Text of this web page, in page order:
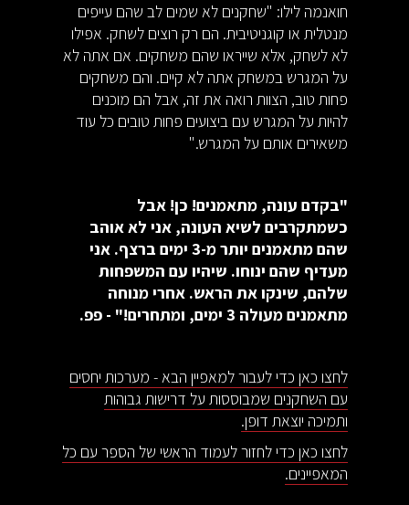
חואנמה לילו: "שחקנים לא שמים לב שהם עייפים
מנטלית או קוגניטיבית. הם רק רוצים לשחק. אפילו
לא לשחק, אלא שייראו שהם משחקים. אם אתה לא
על המגרש במשחק אתה לא קיים. והם משחקים
פחות טוב, הצוות רואה את זה, אבל הם מוכנים
להיות על המגרש עם ביצועים פחות טובים כל עוד
משאירים אותם על המגרש."
"בקדם עונה, מתאמנים! כן! אבל
כשמתקרבים לשיא העונה, אני לא אוהב
שהם מתאמנים יותר מ-3 ימים ברצף. אני
מעדיף שהם ינוחו. שיהיו עם המשפחות
שלהם, שינקו את הראש. אחרי מנוחה
מתאמנים מעולה 3 ימים, ומתחרים!" - פפ.
לחצו כאן כדי לעבור למאפיין הבא - מערכות יחסים
עם השחקנים שמבוססות על דרישות גבוהות
ותמיכה יוצאת דופן.
לחצו כאן כדי לחזור לעמוד הראשי של הספר עם כל
המאפיינים.